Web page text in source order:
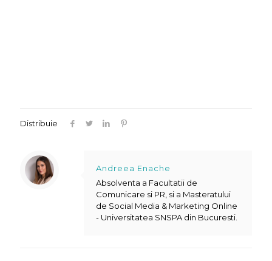
Distribuie
Andreea Enache
Absolventa a Facultatii de
Comunicare si PR, si a Masteratului
de Social Media & Marketing Online
- Universitatea SNSPA din Bucuresti.